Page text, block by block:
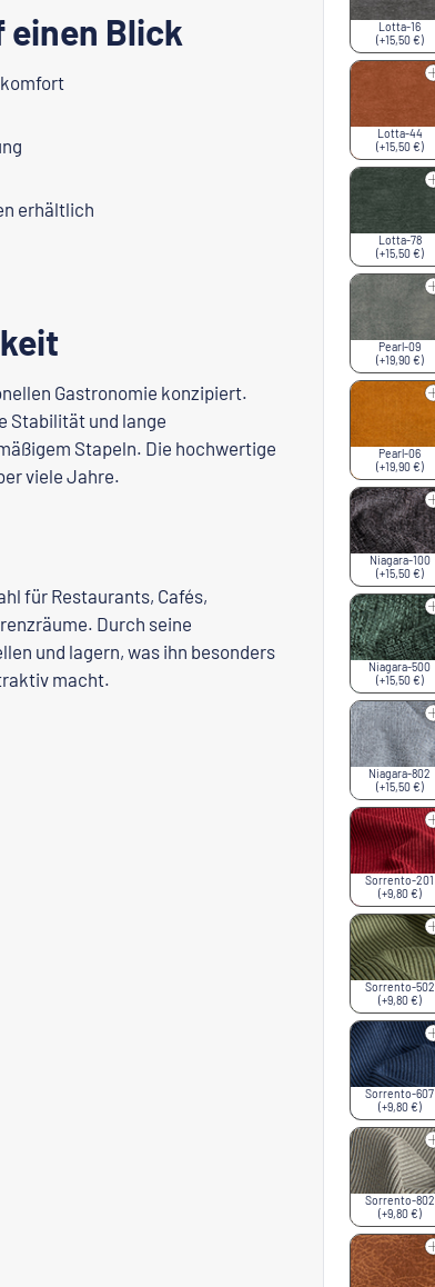
Lotta-16
(+15,50 €)
Lotta-44
(+15,50 €)
Lotta-78
(+15,50 €)
Pearl-09
(+19,90 €)
Pearl-06
(+19,90 €)
Niagara-100
(+15,50 €)
Niagara-500
(+15,50 €)
Niagara-802
(+15,50 €)
Sorrento-201
(+9,80 €)
Sorrento-502
(+9,80 €)
Sorrento-607
(+9,80 €)
Sorrento-802
(+9,80 €)
Blick
erhältlich
Gastronomie konzipiert.
Stabilität und lange
Stapeln. Die hochwertige
viele Jahre.
für Restaurants, Cafés,
Durch seine
und lagern, was ihn besonders
macht.